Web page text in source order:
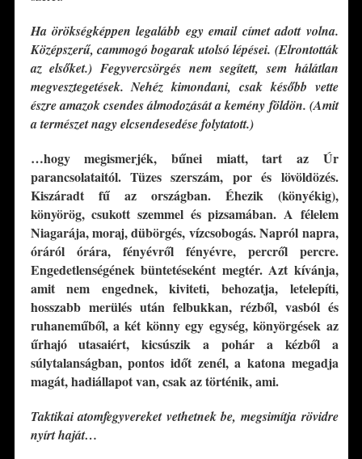
Ha örökségképpen legalább egy email címet adott volna.
Középszerű, cammogó bogarak utolsó lépései. (Elrontották
az elsőket.) Fegyvercsörgés nem segített, sem hálátlan
megvesztegetések. Nehéz kimondani, csak később vette
észre amazok csendes álmodozását a kemény földön. (Amit
a természet nagy elcsendesedése folytatott.)
…hogy megismerjék, bűnei miatt, tart az Úr
parancsolataitól. Tüzes szerszám, por és lövöldözés.
Kiszáradt fű az országban. Éhezik (könyékig),
könyörög, csukott szemmel és pizsamában. A félelem
Niagarája, moraj, dübörgés, vízcsobogás. Napról napra,
óráról órára, fényévről fényévre, percről percre.
Engedetlenségének büntetéseként megtér. Azt kívánja,
amit nem engednek, kiviteti, behozatja, letelepíti,
hosszabb merülés után felbukkan, rézből, vasból és
ruhaneműből, a két könny egy egység, könyörgések az
űrhajó utasaiért, kicsúszik a pohár a kézből a
súlytalanságban, pontos időt zenél, a katona megadja
magát, hadiállapot van, csak az történik, ami.
Taktikai atomfegyvereket vethetnek be, megsimítja rövidre
nyírt haját…